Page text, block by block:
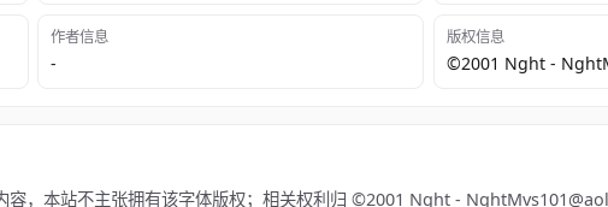
作者信息
-
版权信息
©2001 Nght -
，本站不主张拥有该字体版权；相关权利归 ©2001 Nght -